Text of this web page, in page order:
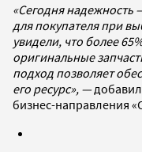
«Сегодня надежность
для покупателя при
увидели, что более
оригинальные
подход позволяет
его ресурс», — добавил
бизнес-направления